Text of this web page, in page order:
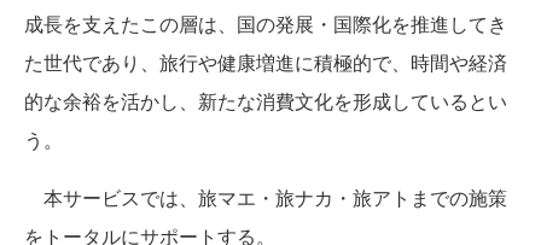
成長を支えたこの層は、国の発展・国際化を推進してき
た世代であり、旅行や健康増進に積極的で、時間や経済
的な余裕を活かし、新たな消費文化を形成しているとい
う。
本サービスでは、旅マエ・旅ナカ・旅アトまでの施策
をトータルにサポートする。